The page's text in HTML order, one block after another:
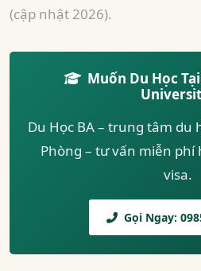
(cập nhật 2026).
Muốn Du Học
Du Học BA – trung tâm du
Phòng – tư vấn miễn phí
visa.
Gọi Ngay: